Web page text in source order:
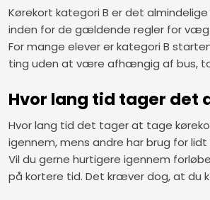
Kørekort kategori B er det
inden for de gældende regler for
For mange elever er kategori B
ting uden at være afhængig af bus,
Hvor lang tid tager det
Hvor lang tid det tager at tage
igennem, mens andre har brug for
Vil du gerne hurtigere igennem
på kortere tid. Det kræver dog, at du